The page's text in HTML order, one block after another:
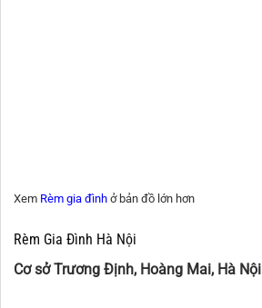
Xem Rèm gia đình ở bản đồ lớn hơn
Rèm Gia Đình Hà Nội
Cơ sở Trương Định, Hoàng Mai, Hà Nội